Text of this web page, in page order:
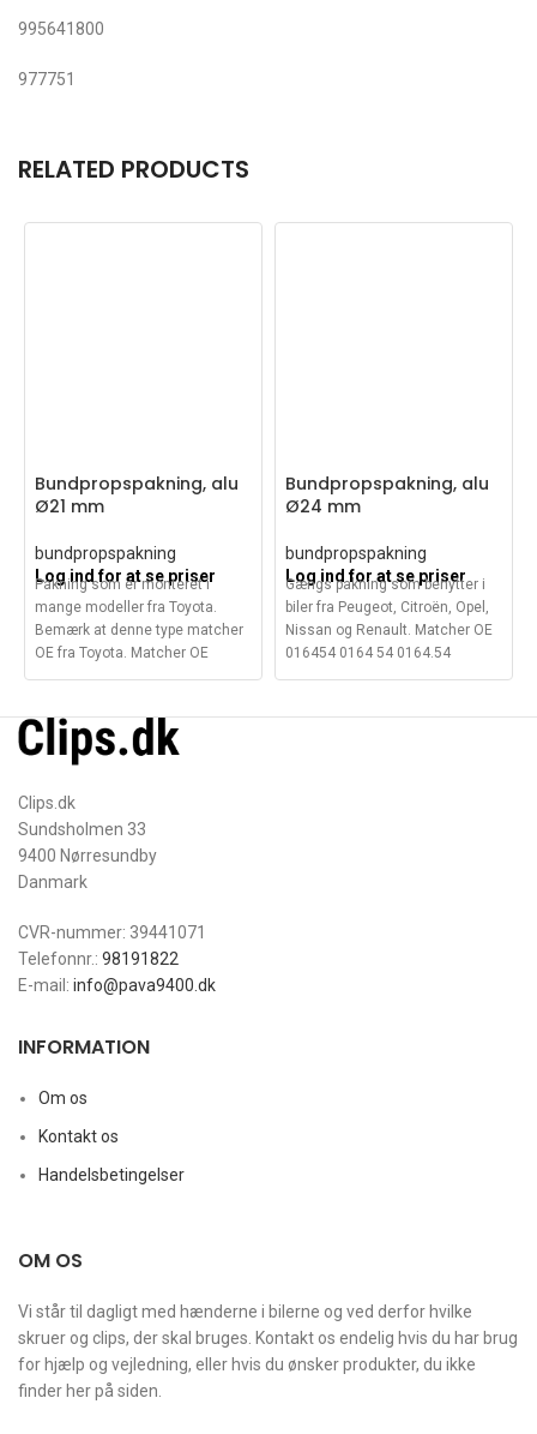
995641800
977751
RELATED PRODUCTS
Bundpropspakning, alu
Ø21 mm
bundpropspakning
Log ind for at se priser
Pakning som er monteret i
mange modeller fra Toyota.
Bemærk at denne type matcher
OE fra Toyota. Matcher OE
9008043037
Bundpropspakning, alu
Ø24 mm
bundpropspakning
Log ind for at se priser
Gængs pakning som benytter i
biler fra Peugeot, Citroën, Opel,
Nissan og Renault. Matcher OE
016454 0164 54 0164.54
016488
Clips.dk
Sundsholmen 33
9400 Nørresundby
Danmark
CVR-nummer: 39441071
Telefonnr.: 98191822
E-mail: info@pava9400.dk
INFORMATION
Om os
Kontakt os
Handelsbetingelser
OM OS
Vi står til dagligt med hænderne i bilerne og ved derfor hvilke
skruer og clips, der skal bruges. Kontakt os endelig hvis du har brug
for hjælp og vejledning, eller hvis du ønsker produkter, du ikke
finder her på siden.